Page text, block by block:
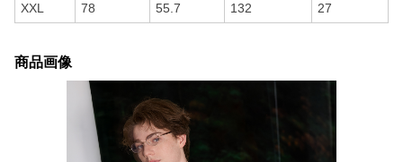
XXL 78 55.7 132 27
商品画像